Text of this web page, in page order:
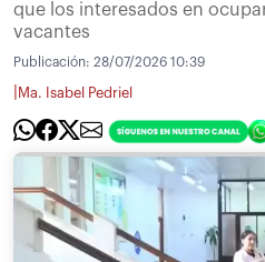
que los interesados en
vacantes
Publicación: 28/07/2026 10:39
Ma. Isabel Pedriel